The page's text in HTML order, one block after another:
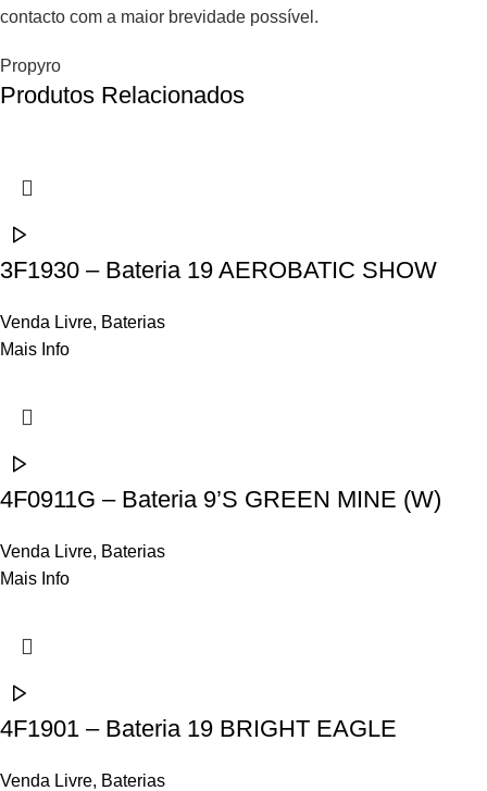
contacto com a maior brevidade possível.
Propyro
Produtos Relacionados
3F1930 – Bateria 19 AEROBATIC SHOW
Venda Livre, Baterias
Mais Info
4F0911G – Bateria 9’S GREEN MINE (W)
Venda Livre, Baterias
Mais Info
4F1901 – Bateria 19 BRIGHT EAGLE
Venda Livre, Baterias